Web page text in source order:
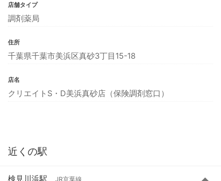
店舗タイプ
調剤薬局
住所
千葉県千葉市美浜区真砂3丁目15-18
店名
クリエイトS・D美浜真砂店（保険調剤窓口）
近くの駅
検見川浜駅 JR京葉線